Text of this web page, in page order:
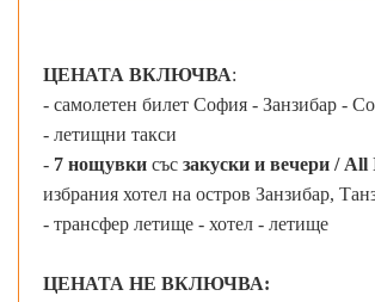
ЦЕНАТА ВКЛЮЧВА:
- самолетен билет София - Занзибар -
- летищни такси
- 7 нощувки със закуски и вечери / All
избрания хотел на остров Занзибар,
- трансфер летище - хотел - летище
ЦЕНАТА НЕ ВКЛЮЧВА: